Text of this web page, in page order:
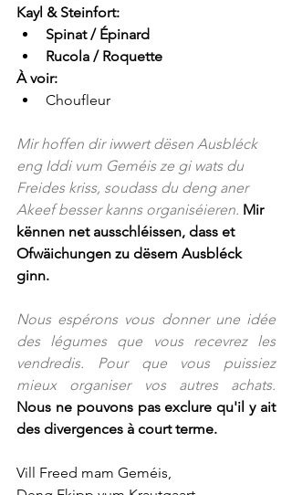
Kayl & Steinfort:
Spinat / Épinard
Rucola / Roquette
À voir:
Choufleur
Mir hoffen dir iwwert dësen Ausbléck
eng Iddi vum Geméis ze gi wats du
Freides kriss, soudass du deng aner
Akeef besser kanns organiséieren. Mir
kënnen net ausschléissen, dass et
Ofwäichungen zu dësem Ausbléck
ginn.
Nous espérons vous donner une idée
des légumes que vous recevrez les
vendredis. Pour que vous puissiez
Nous ne pouvons pas exclure qu'il y ait
des divergences à court terme.
Vill Freed mam Geméis,